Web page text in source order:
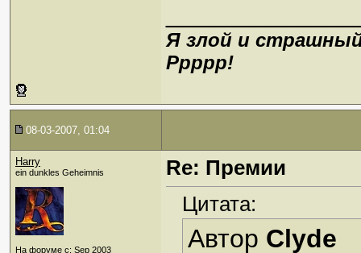
Я злой и
Ррррр!
08-03-2007, 01:04
Harry
ein dunkles Geheimnis
На форуме с: Sep 2003
Re: Премии
Цитата:
Автор Clyde